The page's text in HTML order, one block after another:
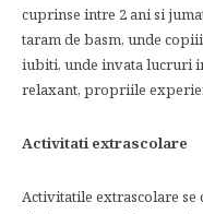
cuprinse intre 2 ani si
taram de basm, unde
iubiti, unde invata lucruri
relaxant, propriile
Activitati extrascolare
Activitatile extrascolare